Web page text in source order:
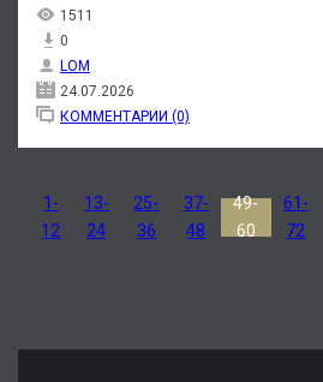
1511
0
LOM
24.07.2026
КОММЕНТАРИИ (0)
1-
12
13-
24
25-
36
37-
48
49-
60
61-
72